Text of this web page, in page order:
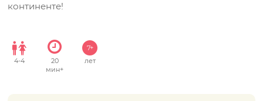
континенте!
4-4
20
мин+
7+
лет